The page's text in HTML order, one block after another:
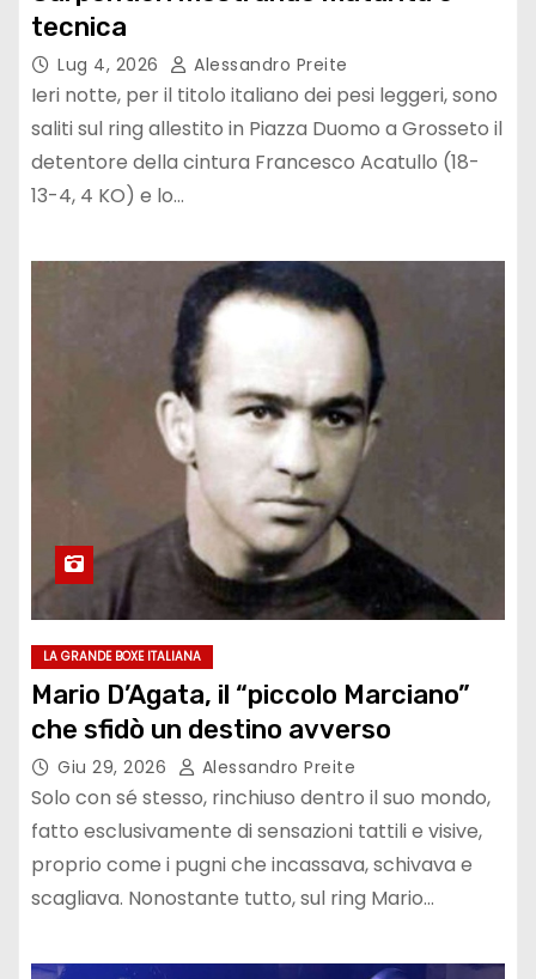
tecnica
Lug 4, 2026 Alessandro Preite
Ieri notte, per il titolo italiano dei pesi leggeri, sono
saliti sul ring allestito in Piazza Duomo a Grosseto il
detentore della cintura Francesco Acatullo (18-
13-4, 4 KO) e lo…
LA GRANDE BOXE ITALIANA
Mario D’Agata, il “piccolo Marciano”
che sfidò un destino avverso
Giu 29, 2026 Alessandro Preite
Solo con sé stesso, rinchiuso dentro il suo mondo,
fatto esclusivamente di sensazioni tattili e visive,
proprio come i pugni che incassava, schivava e
scagliava. Nonostante tutto, sul ring Mario…